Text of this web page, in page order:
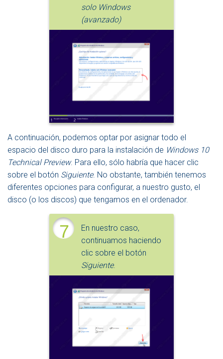
solo Windows
(avanzado)
A continuación, podemos optar por asignar todo el
espacio del disco duro para la instalación de Windows 10
Technical Preview. Para ello, sólo habría que hacer clic
sobre el botón Siguiente. No obstante, también tenemos
diferentes opciones para configurar, a nuestro gusto, el
disco (o los discos) que tengamos en el ordenador.
7
En nuestro caso,
continuamos haciendo
clic sobre el botón
Siguiente.